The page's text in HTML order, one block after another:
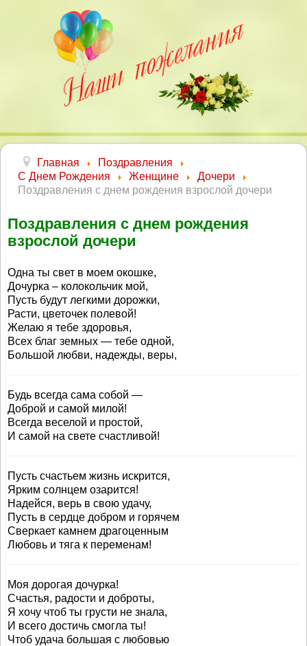
Главная
Поздравления
С Днем Рождения
Женщине
Дочери
Поздравления с днем рождения взрослой дочери
Поздравления с днем рождения
взрослой дочери
Одна ты свет в моем окошке,
Дочурка – колокольчик мой,
Пусть будут легкими дорожки,
Расти, цветочек полевой!
Желаю я тебе здоровья,
Всех благ земных — тебе одной,
Большой любви, надежды, веры,
Будь всегда сама собой —
Доброй и самой милой!
Всегда веселой и простой,
И самой на свете счастливой!
Пусть счастьем жизнь искрится,
Ярким солнцем озарится!
Надейся, верь в свою удачу,
Пусть в сердце добром и горячем
Сверкает камнем драгоценным
Любовь и тяга к переменам!
Моя дорогая дочурка!
Счастья, радости и доброты,
Я хочу чтоб ты грусти не знала,
И всего достичь смогла ты!
Чтоб удача большая с любовью